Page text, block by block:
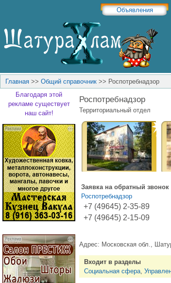
Объявления
Главная >> Общий справочник >> Роспотребнадзор
Благодаря этой
рекламе существует
наш сайт!
Роспотребнадзор
Территориальный отдел
Заявка на обратный звонок
Роспотребнадзор
+7 (49645) 2-35-89
+7 (49645) 2-15-09
Адрес: Московская обл.,
Входит в разделы
Социальная сфера,